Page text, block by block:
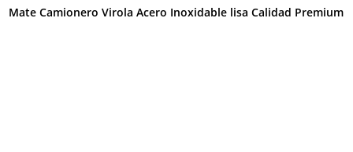
Mate Camionero Virola Acero Inoxidable lisa Calidad Premium